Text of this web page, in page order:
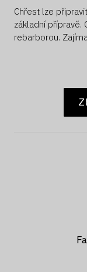
Chřest lze
základní přípravě.
rebarborou.